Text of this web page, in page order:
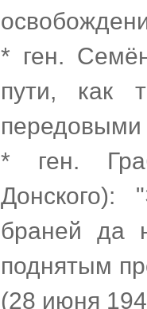
* ген.
пути, как
* ген.
браней да
поднятым
(28 июня